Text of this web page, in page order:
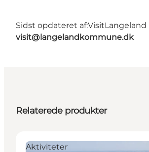
Sidst opdateret af:VisitLangeland
visit@langelandkommune.dk
Relaterede produkter
Aktiviteter